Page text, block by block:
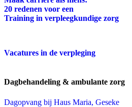
20 redenen voor een
Training in verpleegkundige zorg
Vacatures in de verpleging
Dagbehandeling & ambulante zorg
Dagopvang bij Haus Maria, Geseke